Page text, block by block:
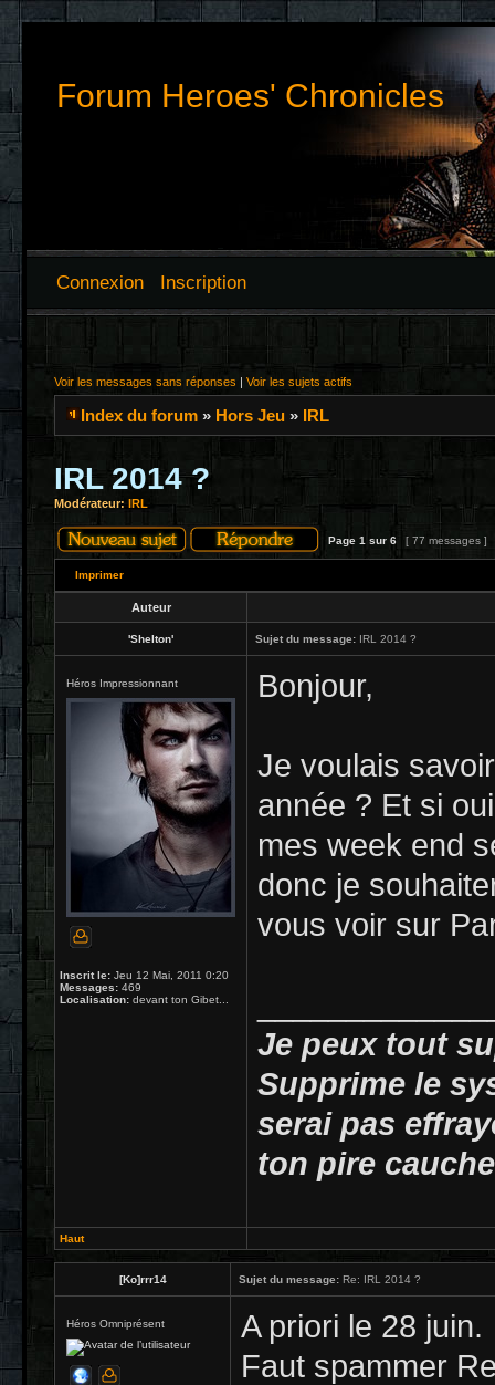
Forum Heroes' Chronicles
Connexion Inscription
Voir les messages sans réponses | Voir les sujets actifs
Index du forum » Hors Jeu » IRL
IRL 2014 ?
Modérateur: IRL
Page 1 sur 6 [ 77 messages ]
Imprimer
Auteur
'Shelton' Sujet du message: IRL 2014 ?
Héros Impressionnant
Inscrit le: Jeu 12 Mai, 2011 0:20
Messages: 469
Localisation: devant ton Gibet...
Bonjour,
Je voulais
année ? Et si
mes week end
donc je
vous voir sur
Je peux tout
Supprime le
serai pas
ton pire
Haut
[Ko]rrr14 Sujet du message: Re: IRL 2014 ?
Héros Omniprésent
A priori le 28 juin.
Faut spammer